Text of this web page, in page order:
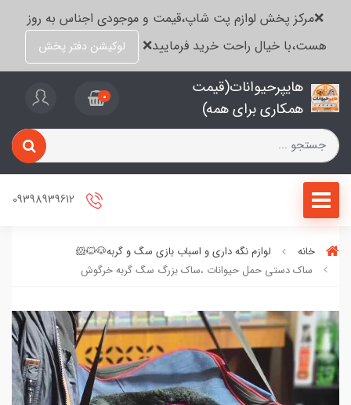
❌مرکز پخش لوازم پت شاپ،قیمت و موجودی اجناس به روز
هست،با خیال راحت خرید فرمایید❌
لوکیشن دفتر پخش
هایپرحیوانات(قیمت
همکاری برای همه)
0
خانه
لوازم نگه داری و اسباب بازی سگ و گربه🐶🐱🐹
ساک دستی حمل حیوانات ،ساک بزرگ سگ گربه خرگوش